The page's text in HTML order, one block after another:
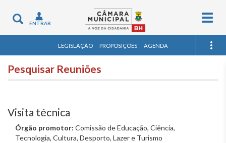
Toggle
navigation
ENTRAR
LEGISLAÇÃO PROPOSIÇÕES AGENDA
Pesquisar Reuniões
Visita técnica
Órgão promotor: Comissão de Educação, Ciência,
Tecnologia, Cultura, Desporto, Lazer e Turismo